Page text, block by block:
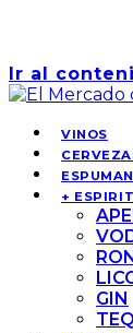
Ir al
VINOS
+
GIN